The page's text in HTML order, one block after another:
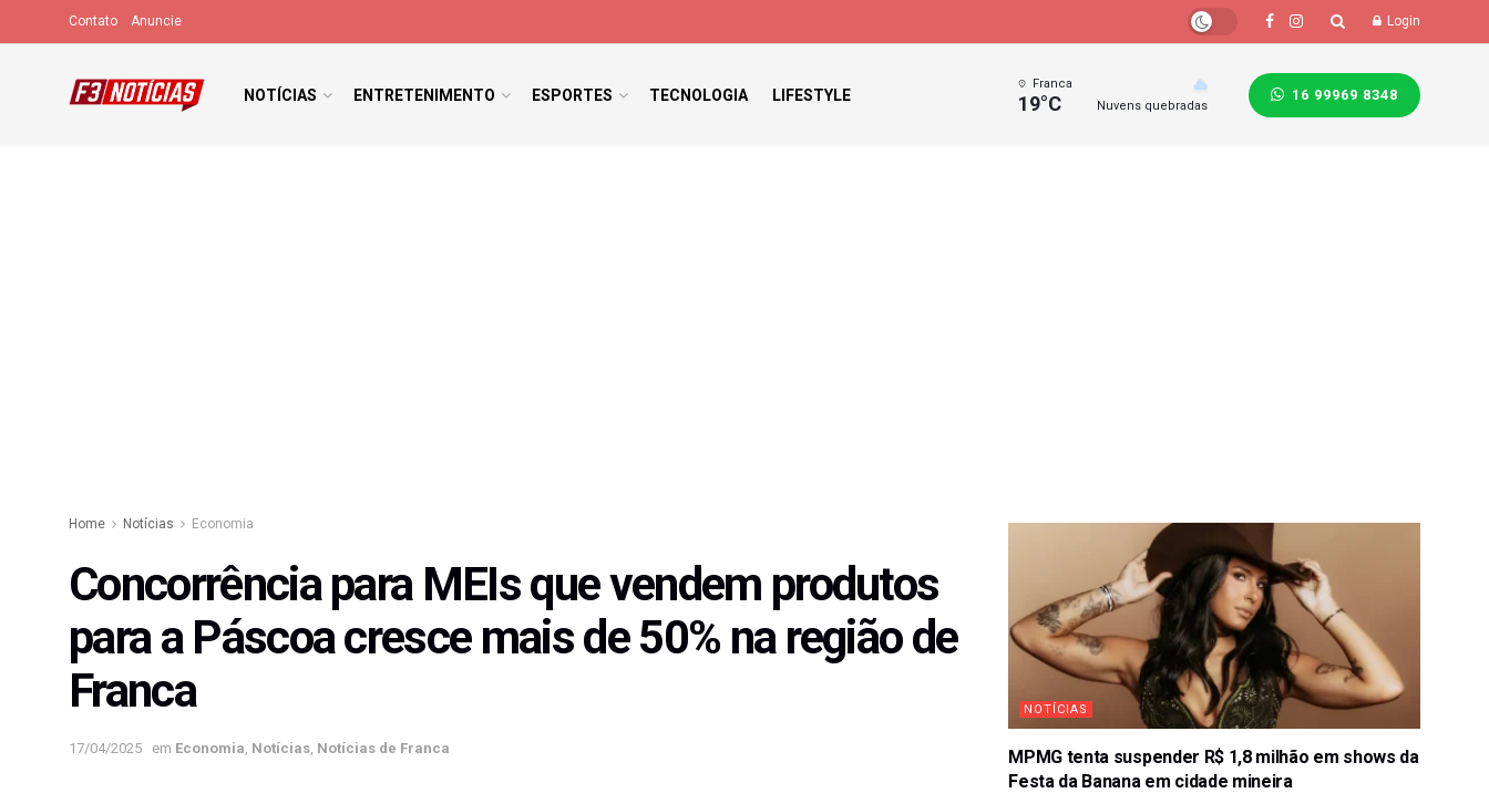
Contato Anuncie Login
NOTÍCIAS ENTRETENIMENTO ESPORTES TECNOLOGIA LIFESTYLE
Franca
19°C Nuvens quebradas
16 99969 8348
Home Notícias Economia
Concorrência para MEIs que vendem produtos
para a Páscoa cresce mais de 50% na região de
Franca
17/04/2025 em Economia Notícias Notícias de Franca
NOTÍCIAS
MPMG tenta suspender R$ 1,8 milhão em shows da
Festa da Banana em cidade mineira